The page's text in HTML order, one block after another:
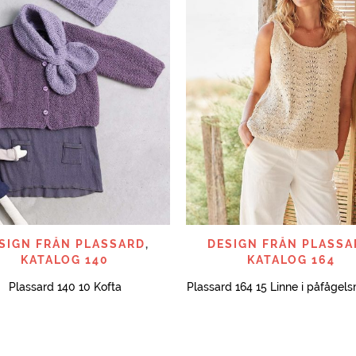
SNABBTITT
FRÅN PLASSARD,
KATALOG 140
Plassard 140 10 Kofta
SNABBTITT
DESIGN FRÅN
KATALOG 164
Plassard 164 15 Linne i